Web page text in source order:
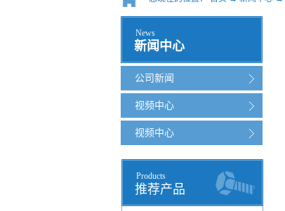
新闻中心
News
公司新闻
视频中心
视频中心
推荐产品
Products